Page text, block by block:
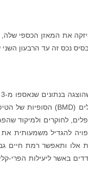
נכס זה עד הרבעון השני של
להגדיל משמעותית
אלו ותאפשר רמת חיים
באשר ליעילות